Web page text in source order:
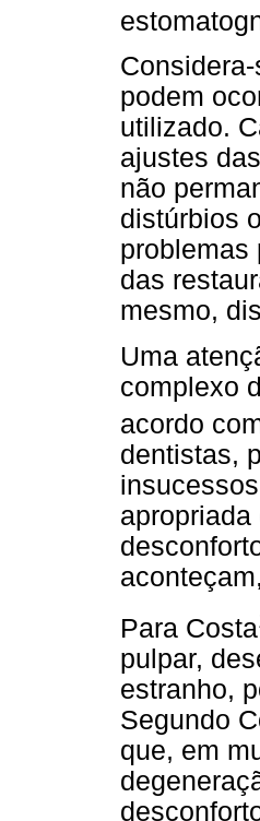
podem
utilizado.
ajustes
não
distúrbios
problemas
das
mesmo,
Uma
complexo
acordo
dentistas,
Para Costa
pulpar,
estranho,
Segundo
que, em